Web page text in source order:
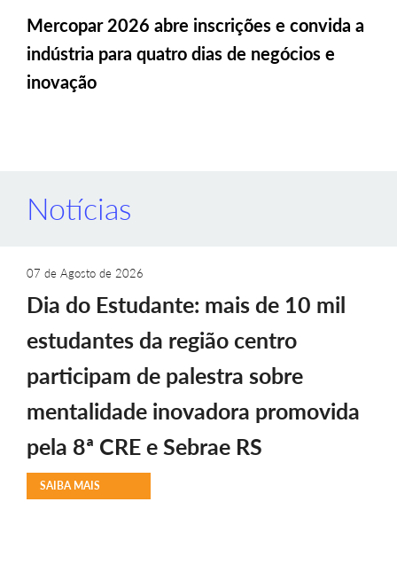
Mercopar 2026 abre inscrições e convida a
indústria para quatro dias de negócios e
inovação
Notícias
07 de Agosto de 2026
Dia do Estudante: mais de 10 mil
estudantes da região centro
participam de palestra sobre
mentalidade inovadora promovida
pela 8ª CRE e Sebrae RS
SAIBA MAIS